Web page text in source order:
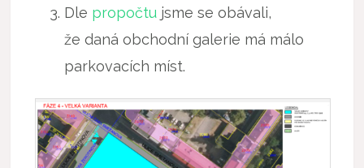
Dle propočtu jsme se obávali,
že daná obchodní galerie má málo
parkovacích míst.